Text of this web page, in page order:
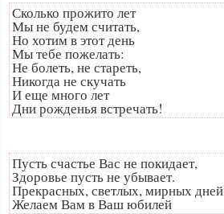
Сколько прожито лет
Мы не будем считать,
Но хотим в этот день
Мы тебе пожелать:
Не болеть, не стареть,
Никогда не скучать
И еще много лет
Дни рожденья встречать!
Пусть счастье Вас не покидает,
Здоровье пусть не убывает.
Прекрасных, светлых, мирных дней
Желаем Вам в Ваш юбилей